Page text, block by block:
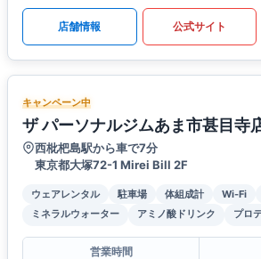
店舗情報 公式サイト
キャンペーン中
ザ パーソナルジムあま市甚目寺
西枇杷島駅から車で7分
東京都大塚72-1 Mirei Bill 2F
ウェアレンタル 駐車場 体組成計 Wi-Fi
ミネラルウォーター
アミノ酸ドリンク プロ
営業時間